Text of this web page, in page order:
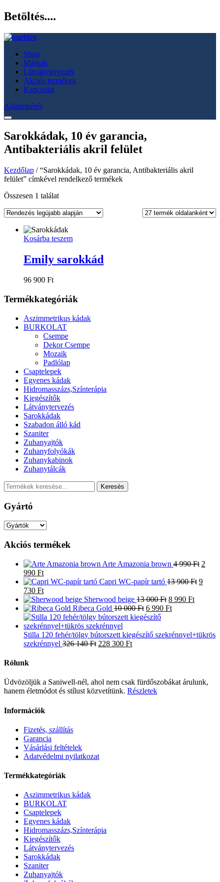
Betöltés....
Shop
Márkák
Látványtervezés
Akciós termékek
Kapcsolat
Ajánlatkérés
Sarokkádak, 10 év garancia,
Antibakteriális akril felület
Kezdőlap / “Sarokkádak, 10 év garancia, Antibakteriális akril
felület” címkével rendelkező termékek
Összesen 1 találat
Kosárba teszem
Emily sarokkád
96 900 Ft
Termékkategóriák
Aszimmetrikus kádak
BURKOLAT
Csempe
Dekor Csempe
Mozaik
Padlólap
Csaptelepek
Egyenes kádak
Hidromasszázs,Színterápia
Kiegészítők
Látványtervezés
Sarokkádak
Szabadon álló kád
Szaniter
Zuhanyajtók
Zuhanyfolyókák
Zuhanykabinok
Zuhanytálcák
Keresés
a
következőre:
Keresés
Gyártó
Akciós termékek
Arte Amazonia brown 4 990Ft
was:
2
990 FtCurrent
price
is:
2
990 Ft.
Capri WC-papír tartó 13 900Ft 9
730 FtCurrent
price
is:
9
730 Ft.
Sherwood beige 13 000Ft Original
price
000 Ft.
8 990 FtCurrent
990 Ft.
Ribeca Gold 10 000Ft Original
price
10
6 990 FtCurrent
6
Stilla 120 fehér/tölgy bútorszett kiegészítő szekrénnyel+tükrös
szekrénnyel 326 140Ft Original
140 Ft.
228 300 FtCurrent
300 Ft.
Rólunk
Üdvözöljük a Saniwell-nél, ahol nem csak fürdőszobákat árulunk,
hanem életmódot és stílust közvetítünk. Részletek
Információk
Fizetés, szállítás
Garancia
Vásárlási feltételek
Adatvédelmi nyilatkozat
Termékkategóriák
Aszimmetrikus kádak
BURKOLAT
Csaptelepek
Egyenes kádak
Hidromasszázs,Színterápia
Kiegészítők
Látványtervezés
Sarokkádak
Szaniter
Zuhanyajtók